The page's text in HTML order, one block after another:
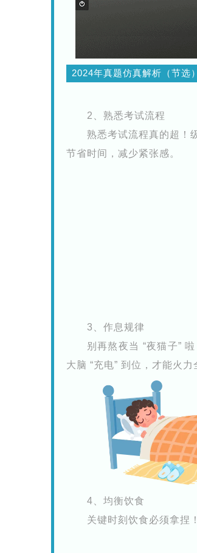
2024年真题仿真解析（节选）
2、熟悉考试流程
熟悉考试流程真的超！
节省时间，减少紧张感。
3、作息规律
别再熬夜当 “夜猫子”
大脑 “充电” 到位，才能火力
4、均衡饮食
关键时刻饮食必须拿捏